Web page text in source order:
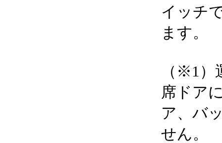
イッチ
ます。
（※1）
席ドア
ア、バ
せん。